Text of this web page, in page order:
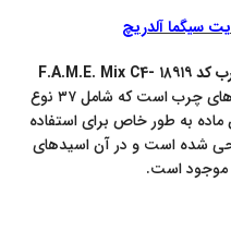
سیگما آلدریچ
میکس استاندارد اسید چرب کد ۱۸۹۱۹ F.A.M.E. Mix C4-
یک ترکیب از متیل استرهای اسیدهای چرب است که شامل ۳۷ نوع
به طور خاص برای استفاده
شده است و در آن اسیدهای